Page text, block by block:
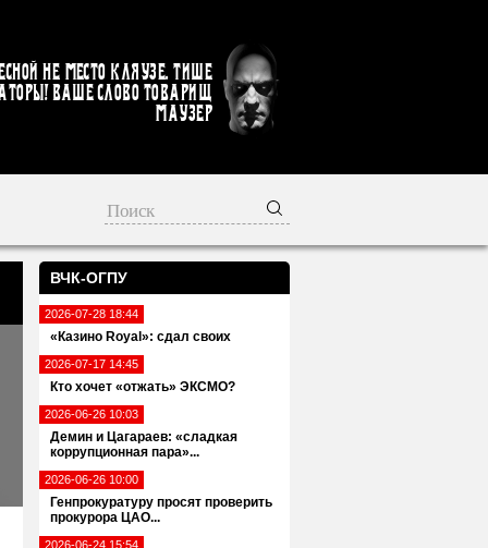
не место кляузе. Тише
Ваше слово товарищ
Маузер
ВЧК-ОГПУ
2026-07-28 18:44
«Казино Royal»: сдал своих
2026-07-17 14:45
Кто хочет «отжать» ЭКСМО?
2026-06-26 10:03
Демин и Цагараев: «сладкая
коррупционная пара»...
2026-06-26 10:00
Генпрокуратуру просят проверить
прокурора ЦАО...
2026-06-24 15:54